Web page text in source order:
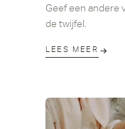
Geef een andere
de twijfel.
LEES MEER